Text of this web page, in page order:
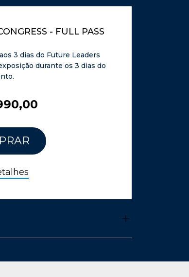
- FULL PASS
3 dias do Future Leaders
durante os 3 dias do